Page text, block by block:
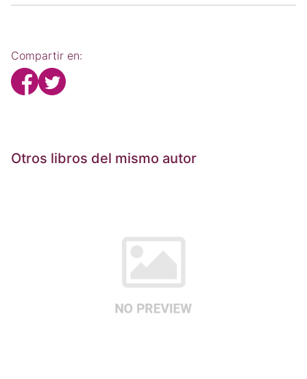
Compartir en:
Otros libros del mismo autor